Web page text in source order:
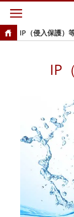
IP（侵入保護）
IP